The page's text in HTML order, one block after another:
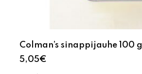
Colman’s sinappijauhe 100 g
5,05€